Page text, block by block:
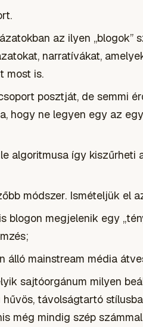
az ilyen „blogok”
narratívákat,
most is.
posztját, de semmi
hogy ne legyen egy az
algoritmusa így
módszer. Ismételjük el
blogon megjelenik egy
álló mainstream média
sajtóorgánum milyen
távolságtartó
még mindig szép